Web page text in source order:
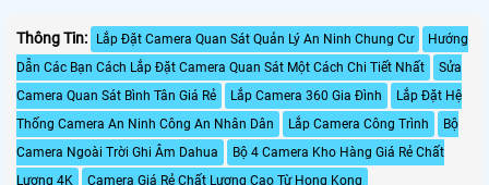
Thông Tin: Lắp Đặt Camera Quan Sát Quản Lý An Ninh Chung Cư
Hướng
Dẫn Các Bạn Cách Lắp Đặt Camera Quan Sát Một Cách Chi Tiết Nhất
Sửa
Camera Quan Sát Bình Tân Giá Rẻ
Lắp Camera 360 Gia Đình
Lắp Đặt Hệ
Thống Camera An Ninh Công An Nhân Dân
Lắp Camera Công Trình
Bộ
Camera Ngoài Trời Ghi Âm Dahua
Bộ 4 Camera Kho Hàng Giá Rẻ Chất
Lượng 4K
Camera Giá Rẻ Chất Lượng Cao Từ Hong Kong